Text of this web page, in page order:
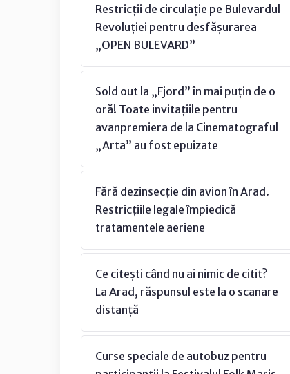
Restricții de circulație pe Bulevardul
Revoluției pentru desfășurarea
„OPEN BULEVARD”
Sold out la „Fjord” în mai puțin de o
oră! Toate invitațiile pentru
avanpremiera de la Cinematograful
„Arta” au fost epuizate
Fără dezinsecție din avion în Arad.
Restricțiile legale împiedică
tratamentele aeriene
Ce citești când nu ai nimic de citit?
La Arad, răspunsul este la o scanare
distanță
Curse speciale de autobuz pentru